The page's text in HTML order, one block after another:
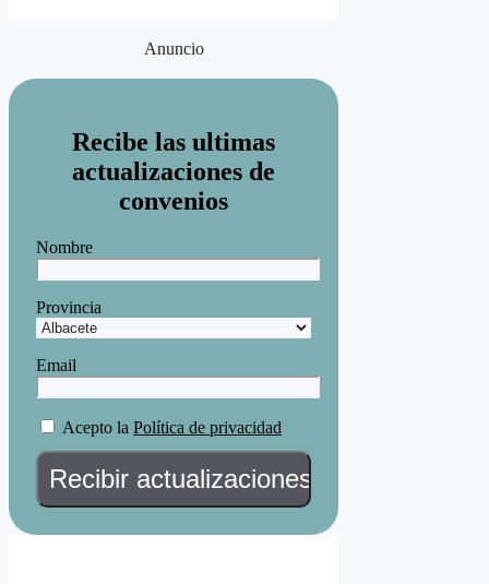
Anuncio
Recibe las ultimas
actualizaciones de
convenios
Nombre
Provincia
Email
Acepto la Política de privacidad